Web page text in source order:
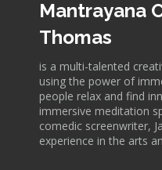
Mantrayana
Thomas
is a multi-talented
using the power of
people relax and find
immersive meditation
comedic screenwriter,
experience in the arts